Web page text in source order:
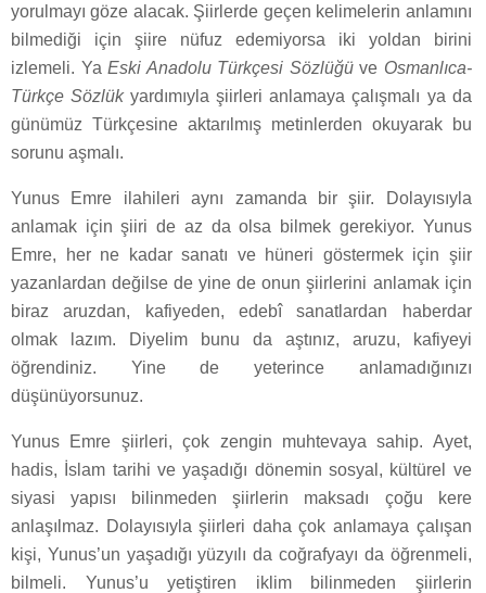
yorulmayı göze alacak. Şiirlerde geçen kelimelerin anlamını
bilmediği için şiire nüfuz edemiyorsa iki yoldan birini
izlemeli. YaEski Anadolu Türkçesi Sözlüğüve Osmanlıca-
Türkçe Sözlükyardımıyla şiirleri anlamaya çalışmalı ya da
günümüz Türkçesine aktarılmış metinlerden okuyarak bu
sorunu aşmalı.
Yunus Emre ilahileri aynı zamanda bir şiir. Dolayısıyla
anlamak için şiiri de az da olsa bilmek gerekiyor. Yunus
Emre, her ne kadar sanatı ve hüneri göstermek için şiir
yazanlardan değilse de yine de onun şiirlerini anlamak için
biraz aruzdan, kafiyeden, edebî sanatlardan haberdar
olmak lazım. Diyelim bunu da aştınız, aruzu, kafiyeyi
öğrendiniz. Yine de yeterince anlamadığınızı
düşünüyorsunuz.
Yunus Emre şiirleri, çok zengin muhtevaya sahip. Ayet,
hadis, İslam tarihi ve yaşadığı dönemin sosyal, kültürel ve
siyasi yapısı bilinmeden şiirlerin maksadı çoğu kere
anlaşılmaz. Dolayısıyla şiirleri daha çok anlamaya çalışan
kişi, Yunus’un yaşadığı yüzyılı da coğrafyayı da öğrenmeli,
bilmeli. Yunus’u yetiştiren iklim bilinmeden şiirlerin